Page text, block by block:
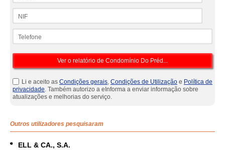
Li e aceito as Condições gerais, Condições de Utilização e Política de
privacidade. Também autorizo a eInforma a enviar informação sobre
atualizações e melhorias do serviço.
Outros utilizadores pesquisaram
ELL & CA., S.A.